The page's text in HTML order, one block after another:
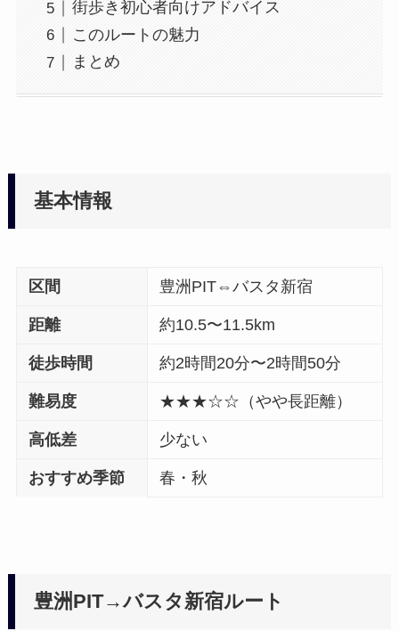
街歩き初心者向けアドバイス
このルートの魅力
まとめ
基本情報
区間 豊洲PIT⇔バスタ新宿
距離 約10.5〜11.5km
徒歩時間 約2時間20分〜2時間50分
難易度 ★★★☆☆（やや長距離）
高低差 少ない
おすすめ季節 春・秋
豊洲PIT→バスタ新宿ルート